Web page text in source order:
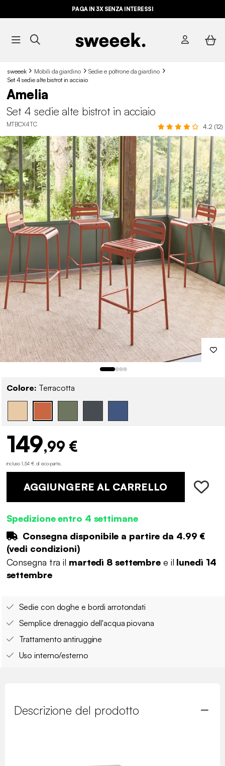
PAGA IN 3X SENZA INTERESSI
sweeek Mobili da giardino
Sedie e poltrone da giardino
Set 4 sedie alte bistrot in acciaio
Amelia
Set 4 sedie alte bistrot in acciaio
MTBCX4TC 4.2 (12)
Colore: Terracotta
149,99 €
incluso 1,54 € di eco-parte.
AGGIUNGERE AL CARRELLO
Spedizione entro 4 settimane
Consegna disponibile a partire da 4.99 €
(vedi condizioni)
Consegna tra il martedì 8 settembre e il lunedì 14
settembre
Sedie con doghe e bordi arrotondati
Semplice drenaggio dell'acqua piovana
Trattamento antiruggine
Uso interno/esterno
Descrizione del prodotto